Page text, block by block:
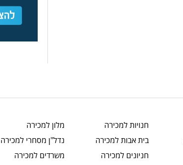
חנויותלמכירה
בית אבותלמכירה
חניונים למכירה
מלון למכירה
נדל"ן מסחרי למכירה
משרדים למכירה